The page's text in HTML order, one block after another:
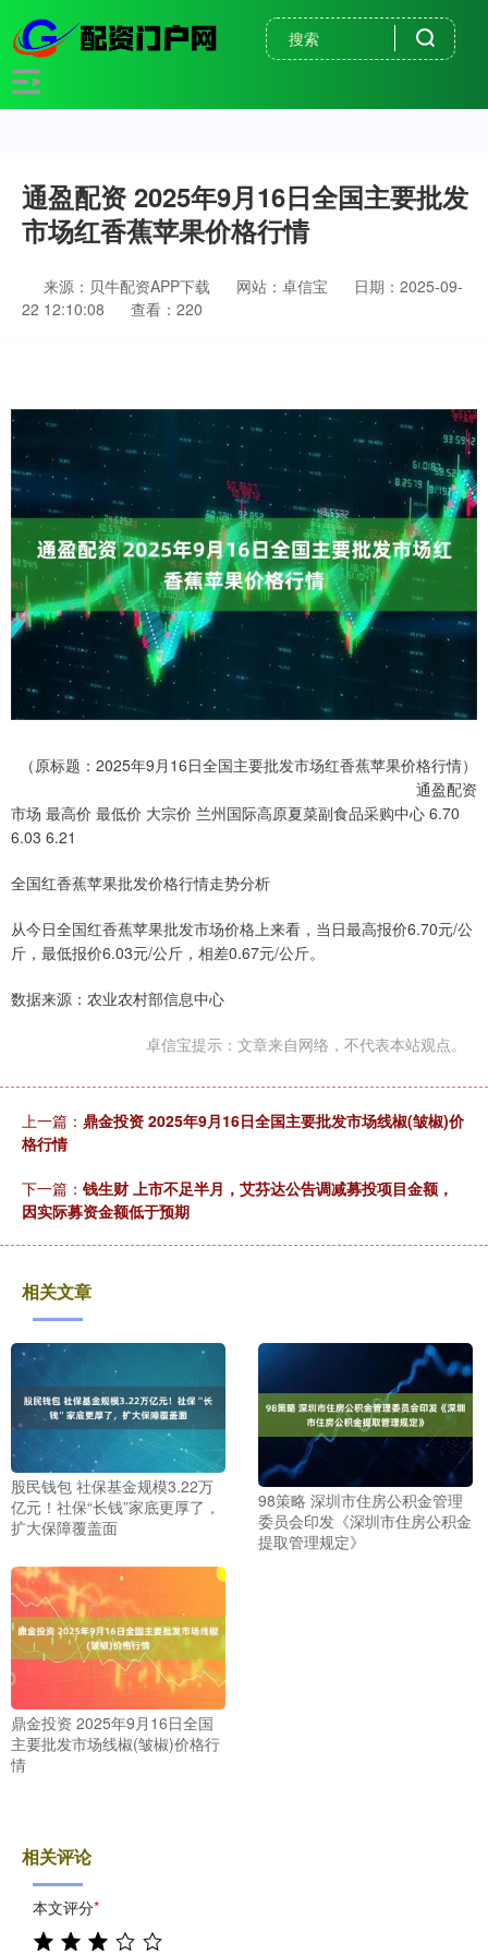
通盈配资 2025年9月16日全国主要批发
市场红香蕉苹果价格行情
来源：贝牛配资APP下载 网站：卓信宝
日期：2025-09-
22 12:10:08
查看：220
（原标题：2025年9月16日全国主要批发市场红香蕉苹果价格行情）
通盈配资
市场 最高价 最低价 大宗价 兰州国际高原夏菜副食品采购中心 6.70
6.03 6.21
全国红香蕉苹果批发价格行情走势分析
从今日全国红香蕉苹果批发市场价格上来看，当日最高报价6.70元/公
斤，最低报价6.03元/公斤，相差0.67元/公斤。
数据来源：农业农村部信息中心
卓信宝提示：文章来自网络，不代表本站观点。
上一篇： 鼎金投资 2025年9月16日全国主要批发市场线椒(皱椒)价
格行情
下一篇： 钱生财 上市不足半月，艾芬达公告调减募投项目金额，
因实际募资金额低于预期
相关文章
股民钱包 社保基金规模3.22万
亿元！社保“长钱”家底更厚了，
扩大保障覆盖面
98策略 深圳市住房公积金管理
委员会印发《深圳市住房公积金
提取管理规定》
鼎金投资 2025年9月16日全国
主要批发市场线椒(皱椒)价格行
情
相关评论
本文评分*